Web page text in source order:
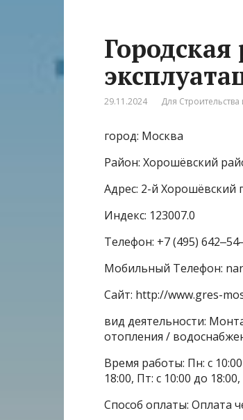
29.11.2024 Для
город: Москва
Район: Хорошёвский
Адрес: 2-й Хорошёвский
Индекс: 123007.0
Телефон: +7 (495)
Мобильный Телефон:
Сайт: http://www.gres-
вид деятельности:
отопления /
Время работы: Пн: с 10:00
18:00, Пт: с 10:00 до
Способ оплаты: Оплата